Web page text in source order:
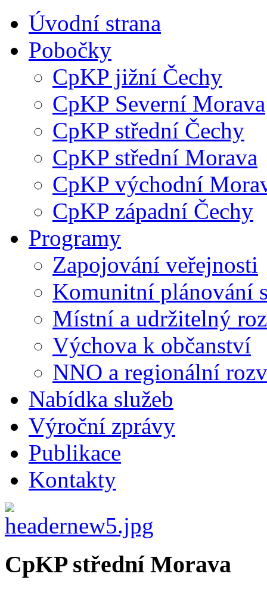
Úvodní strana
Pobočky
CpKP jižní Čechy
CpKP Severní Morava
CpKP střední Čechy
CpKP střední Morava
CpKP východní
CpKP západní Čechy
Programy
Zapojování veřejnosti
Komunitní plánování
Místní a udržitelný
Výchova k občanství
NNO a regionální
Nabídka služeb
Výroční zprávy
Publikace
Kontakty
CpKP střední Morava